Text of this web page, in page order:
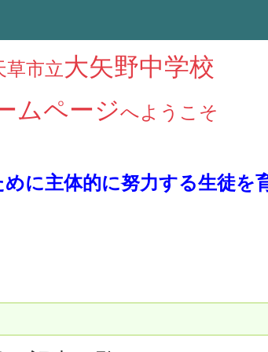
草市立大矢野中学校
ムページへようこそ
めに主体的に努力する生徒を